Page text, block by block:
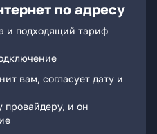
по адресу
и подходящий тариф
вам, согласует дату и
провайдеру, и он